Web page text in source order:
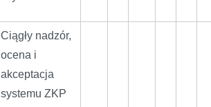
Ciągły nadzór,
ocena i
akceptacja
systemu ZKP